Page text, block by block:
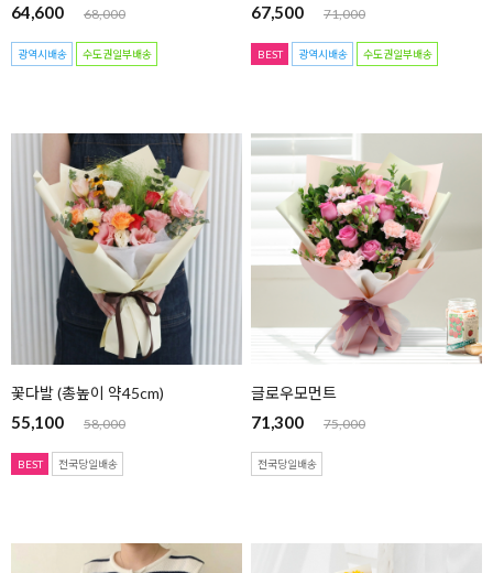
64,600 68,000
광역시배송 수도권일부배송
67,500 71,000
BEST 광역시배송 수도권일부배송
꽃다발 (총높이 약45cm)
55,100 58,000
BEST 전국당일배송
글로우모먼트
71,300 75,000
전국당일배송